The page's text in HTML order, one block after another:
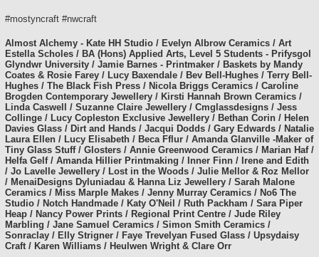
#mostyncraft #nwcraft
Almost Alchemy - Kate HH Studio / Evelyn Albrow Ceramics / Art
Estella Scholes / BA (Hons) Applied Arts, Level 5 Students - Prifysgol
Glyndwr University / Jamie Barnes - Printmaker / Baskets by Mandy
Coates & Rosie Farey / Lucy Baxendale / Bev Bell-Hughes / Terry Bell-
Hughes / The Black Fish Press / Nicola Briggs Ceramics / Caroline
Brogden Contemporary Jewellery / Kirsti Hannah Brown Ceramics /
Linda Caswell / Suzanne Claire Jewellery / Cmglassdesigns / Jess
Collinge / Lucy Copleston Exclusive Jewellery / Bethan Corin / Helen
Davies Glass / Dirt and Hands / Jacqui Dodds / Gary Edwards / Natalie
Laura Ellen / Lucy Elisabeth / Beca Fflur / Amanda Glanville -Maker of
Tiny Glass Stuff / Glosters / Annie Greenwood Ceramics / Marian Haf /
Helfa Gelf / Amanda Hillier Printmaking / Inner Finn / Irene and Edith
/ Jo Lavelle Jewellery / Lost in the Woods / Julie Mellor & Roz Mellor
/ MenaiDesigns Dyluniadau & Hanna Liz Jewellery / Sarah Malone
Ceramics / Miss Marple Makes / Jenny Murray Ceramics / No6 The
Studio / Notch Handmade / Katy O'Neil / Ruth Packham / Sara Piper
Heap / Nancy Power Prints / Regional Print Centre / Jude Riley
Marbling / Jane Samuel Ceramics / Simon Smith Ceramics /
Sonraclay / Elly Strigner / Faye Trevelyan Fused Glass / Upsydaisy
Craft / Karen Williams / Heulwen Wright & Clare Orr